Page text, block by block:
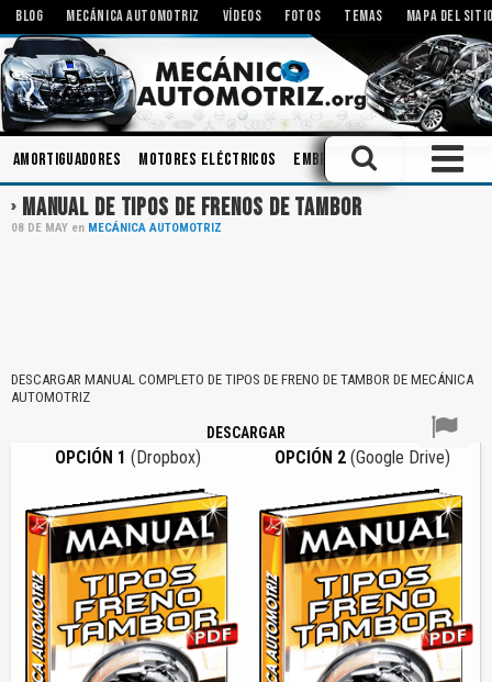
BLOG MECÁNICA AUTOMOTRIZ VÍDEOS FOTOS TEMAS MAPA DEL
Amortiguadores Motores Eléctricos Embrague Inspecciones
MANUAL DE TIPOS DE FRENOS DE TAMBOR
08 DE MAY en MECÁNICA AUTOMOTRIZ
DESCARGAR MANUAL COMPLETO DE TIPOS DE FRENO DE TAMBOR DE MECÁNICA
AUTOMOTRIZ
DESCARGAR
OPCIÓN 1 (Dropbox) OPCIÓN 2 (Google Drive)